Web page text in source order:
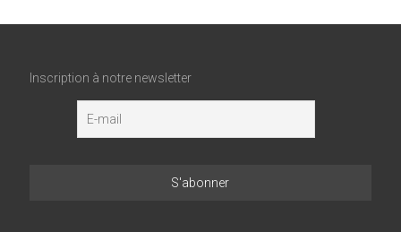
Inscription à notre newsletter